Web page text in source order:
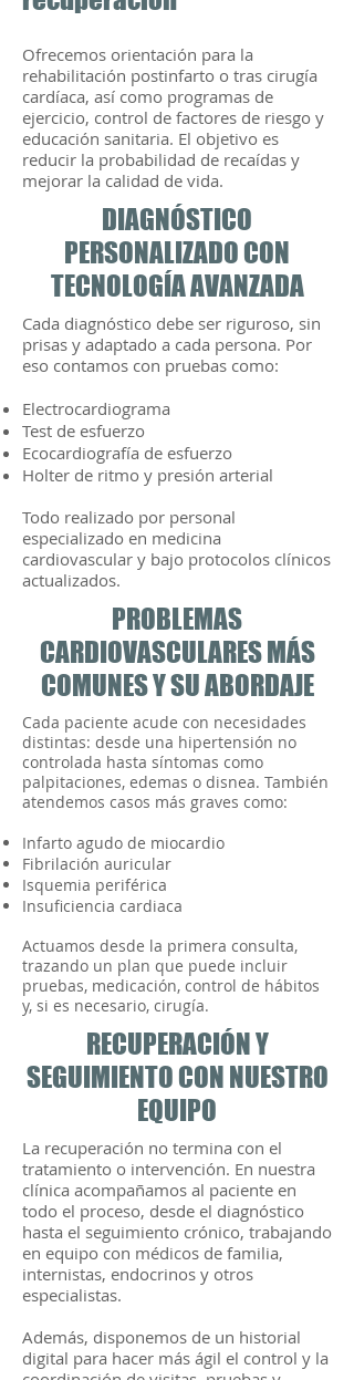
Ofrecemos orientación para la
rehabilitación postinfarto o tras cirugía
cardíaca, así como programas de
ejercicio, control de factores de riesgo y
educación sanitaria. El objetivo es
reducir la probabilidad de recaídas y
mejorar la calidad de vida.
DIAGNÓSTICO
PERSONALIZADO CON
TECNOLOGÍA AVANZADA
Cada diagnóstico debe ser riguroso, sin
prisas y adaptado a cada persona. Por
eso contamos con pruebas como:
Electrocardiograma
Test de esfuerzo
Ecocardiografía de esfuerzo
Holter de ritmo y presión arterial
Todo realizado por personal
especializado en medicina
cardiovascular y bajo protocolos clínicos
actualizados.
PROBLEMAS
CARDIOVASCULARES MÁS
COMUNES Y SU ABORDAJE
Cada paciente acude con necesidades
distintas: desde una hipertensión no
controlada hasta síntomas como
palpitaciones, edemas o disnea. También
atendemos casos más graves como:
Infarto agudo de miocardio
Fibrilación auricular
Isquemia periférica
Insuficiencia cardiaca
Actuamos desde la primera consulta,
trazando un plan que puede incluir
pruebas, medicación, control de hábitos
y, si es necesario, cirugía.
RECUPERACIÓN Y
SEGUIMIENTO CON NUESTRO
EQUIPO
La recuperación no termina con el
tratamiento o intervención. En nuestra
clínica acompañamos al paciente en
todo el proceso, desde el diagnóstico
hasta el seguimiento crónico, trabajando
en equipo con médicos de familia,
internistas, endocrinos y otros
especialistas.
Además, disponemos de un historial
digital para hacer más ágil el control y la